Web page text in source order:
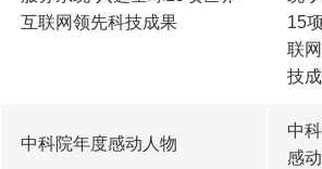
互联网领先科技成果
15
联
技
中科院年度感动人物
中
感